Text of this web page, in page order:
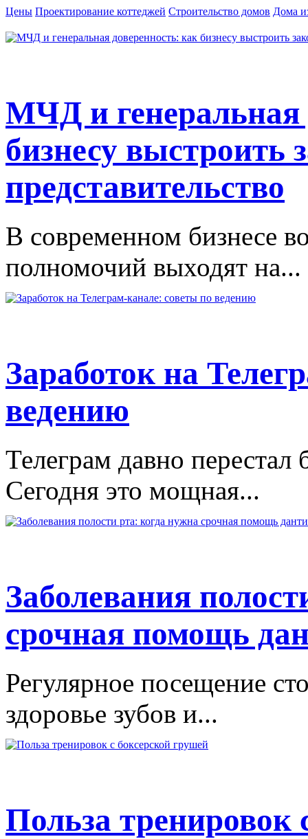
Цены Проектирование коттеджей Строительство домов Дома
МЧД и генеральная
бизнесу выстроить
представительство
В современном бизнесе
полномочий выходят на...
Заработок на
ведению
Телеграм давно
Сегодня это мощная...
Заболевания
срочная помощь
Регулярное посещение
здоровье зубов и...
Польза тренировок